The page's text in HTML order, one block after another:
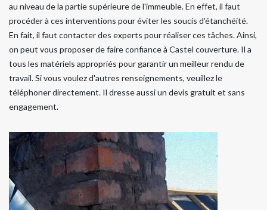
au niveau de la partie supérieure de l'immeuble. En effet, il faut
procéder à ces interventions pour éviter les soucis d'étanchéité.
En fait, il faut contacter des experts pour réaliser ces tâches. Ainsi,
on peut vous proposer de faire confiance à Castel couverture. Il a
tous les matériels appropriés pour garantir un meilleur rendu de
travail. Si vous voulez d'autres renseignements, veuillez le
téléphoner directement. Il dresse aussi un devis gratuit et sans
engagement.